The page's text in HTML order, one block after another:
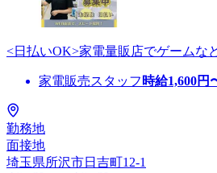
<日払いOK>家電量販店でゲームな
家電販売スタッフ 時給1,600円
勤務地
面接地
埼玉県所沢市日吉町12-1